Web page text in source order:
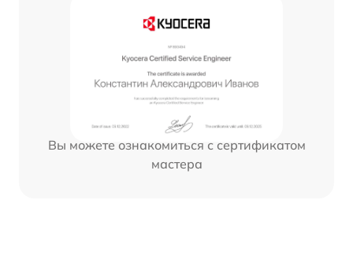
Вы можете ознакомиться с сертификатом
мастера